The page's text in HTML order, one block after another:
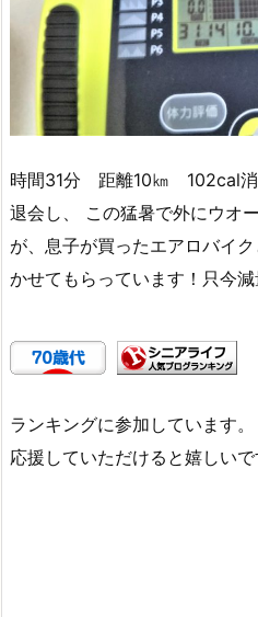
時間31分 距離10㎞ 102cal消
退会し、 この猛暑で外にウオ
が、息子が買ったエアロバイ
かせてもらっています！只今
ランキングに参加しています。
応援していただけると嬉しいで